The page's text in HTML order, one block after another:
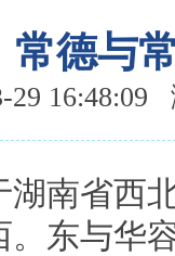
常德与
29
省西北
。东与华